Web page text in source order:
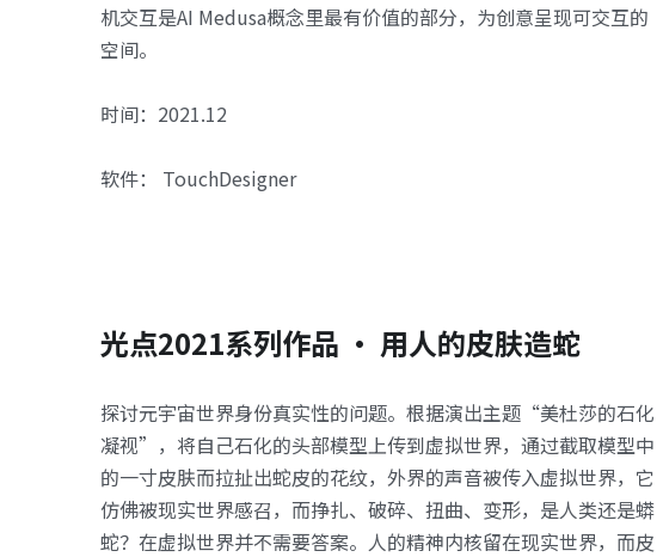
机交互是AI Medusa概念里最有价值的部分，为创意呈现可交互的
空间。
时间：2021.12
软件： TouchDesigner
光点2021系列作品 · 用人的皮肤造蛇
探讨元宇宙世界身份真实性的问题。根据演出主题“美杜莎的石化
凝视”，将自己石化的头部模型上传到虚拟世界，通过截取模型中
的一寸皮肤而拉扯出蛇皮的花纹，外界的声音被传入虚拟世界，它
仿佛被现实世界感召，而挣扎、破碎、扭曲、变形，是人类还是蟒
蛇？在虚拟世界并不需要答案。人的精神内核留在现实世界，而皮